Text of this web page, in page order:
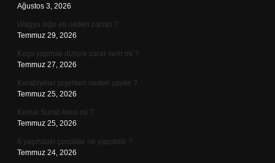
Ağustos 3, 2026
Wagyu sığır eti neden pahalı ?
Temmuz 29, 2026
Koşu yapmak dizlere zarar verir mi ?
Temmuz 27, 2026
Kurabiyeler pişerken neden yayılır ?
Temmuz 25, 2026
Kemal Sunal Alevi mi ?
Temmuz 25, 2026
6 yaşındaki çocuklar ne yapabilir ?
Temmuz 24, 2026